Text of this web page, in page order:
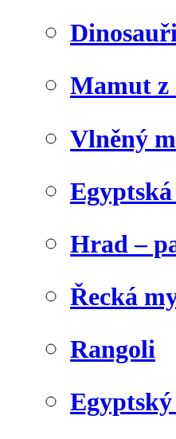
Mamut z
Vlněný
Hrad –
Řecká
Rangoli